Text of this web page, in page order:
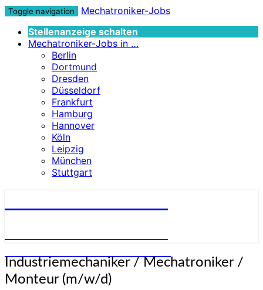
Toggle navigation
Mechatroniker-Jobs
Stellenanzeige schalten
Mechatroniker-Jobs in …
Berlin
Dortmund
Dresden
Düsseldorf
Frankfurt
Hamburg
Hannover
Köln
Leipzig
München
Stuttgart
Industriemechaniker
/
Mechatroniker
Industriemechaniker / Mechatroniker /
Monteur (m/w/d)